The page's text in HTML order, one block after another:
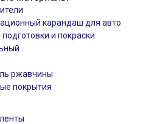
карандаш для авто
и покраски
ржавчины
покрытия